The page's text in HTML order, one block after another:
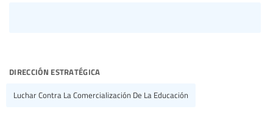
dirección estratégica
Luchar Contra La Comercialización De La Educación